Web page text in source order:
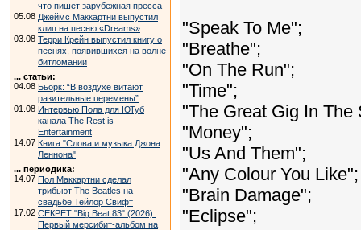
что пишет зарубежная пресса
05.08 Джеймс Маккартни выпустил
клип на песню «Dreams»
03.08 Терри Крейн выпустил книгу о
песнях, появившихся на волне
битломании
... статьи:
04.08 Бьорк: “В воздухе витают
разительные перемены”
01.08 Интервью Пола для ЮТуб
канала The Rest is
Entertainment
14.07 Книга "Слова и музыка Джона
Леннона"
... периодика:
14.07 Пол Маккартни сделал
трибьют The Beatles на
свадьбе Тейлор Свифт
17.02 СЕКРЕТ "Big Beat 83" (2026).
Первый мерсибит-альбом на
"Speak To Me";
"Breathe";
"On The Run";
"Time";
"The Great Gig In The
"Money";
"Us And Them";
"Any Colour You Like";
"Brain Damage";
"Eclipse";